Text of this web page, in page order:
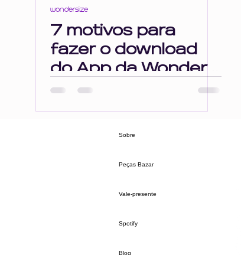
wondersize
7 motivos para
fazer o download
do App da Wonder
Size
Sobre
Peças Bazar
Vale-presente
Spotify
Blog